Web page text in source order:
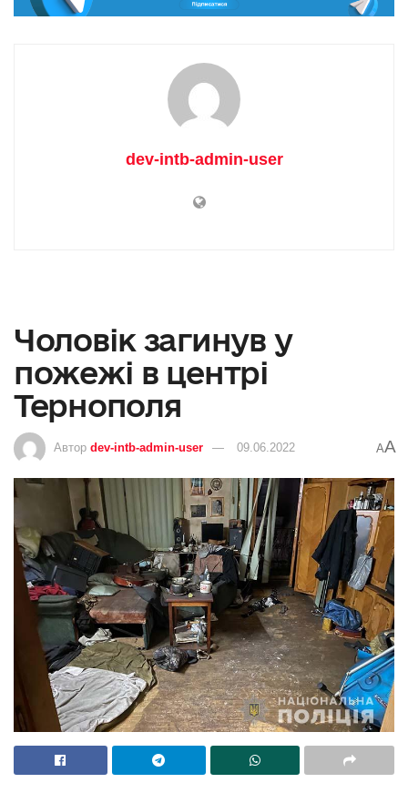
dev-intb-admin-user
Чоловік загинув у
пожежі в центрі
Тернополя
Автор dev-intb-admin-user 09.06.2022 AA